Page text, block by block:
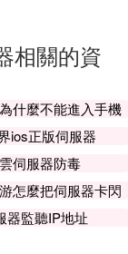
碼是123456
以為123456
相關的資
什麼不能進入手機
伺服器
ios正版伺服器
伺服器防毒
怎麼把伺服器卡閃
退
器監聽IP地址